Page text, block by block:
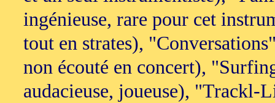
ingénieuse, rare pour cet
tout en strates),
non écouté en concert),
audacieuse, joueuse),